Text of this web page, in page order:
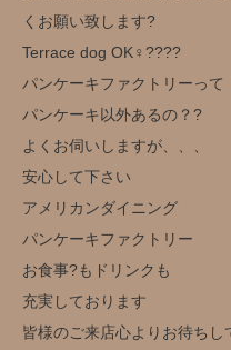
くお願い致します?
Terrace dog OK‍♀️??‍??
パンケーキファクトリーって
パンケーキ以外あるの？?
よくお伺いしますが、、、
安心して下さい
アメリカンダイニング
パンケーキファクトリー
お食事?もドリンクも
充実しております
皆様のご来店心よりお待ちし